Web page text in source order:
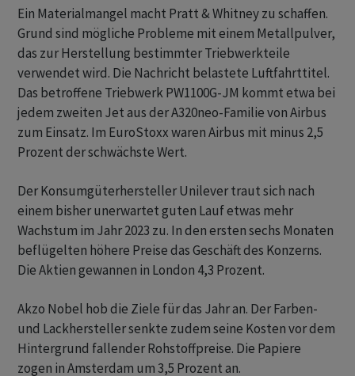
Ein Materialmangel macht Pratt & Whitney zu schaffen.
Grund sind mögliche Probleme mit einem Metallpulver,
das zur Herstellung bestimmter Triebwerkteile
verwendet wird. Die Nachricht belastete Luftfahrttitel.
Das betroffene Triebwerk PW1100G-JM kommt etwa bei
jedem zweiten Jet aus der A320neo-Familie von Airbus
zum Einsatz. Im EuroStoxx waren Airbus mit minus 2,5
Prozent der schwächste Wert.
Der Konsumgüterhersteller Unilever traut sich nach
einem bisher unerwartet guten Lauf etwas mehr
Wachstum im Jahr 2023 zu. In den ersten sechs Monaten
beflügelten höhere Preise das Geschäft des Konzerns.
Die Aktien gewannen in London 4,3 Prozent.
Akzo Nobel hob die Ziele für das Jahr an. Der Farben-
und Lackhersteller senkte zudem seine Kosten vor dem
Hintergrund fallender Rohstoffpreise. Die Papiere
zogen in Amsterdam um 3,5 Prozent an.